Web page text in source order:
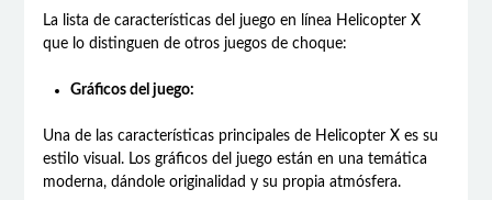
La lista de características del juego en línea Helicopter X
que lo distinguen de otros juegos de choque:
Gráficos del juego:
Una de las características principales de Helicopter X es su
estilo visual. Los gráficos del juego están en una temática
moderna, dándole originalidad y su propia atmósfera.